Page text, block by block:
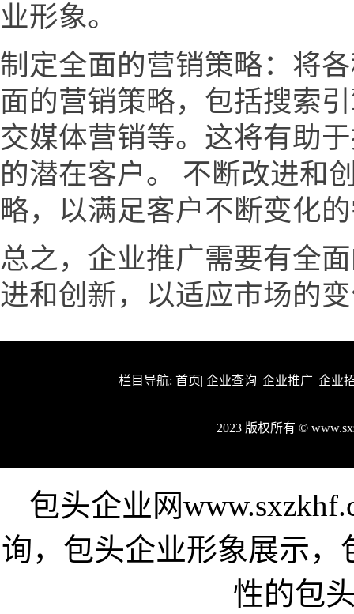
业形象。
制定全面的营销策略：将
面的营销策略，包括搜索
交媒体营销等。这将有助
的潜在客户。 不断改进和
略，以满足客户不断变化
总之，企业推广需要有全
进和创新，以适应市场的
栏目导航: 首页| 企业查询| 企业推广| 企业
2023 版权所有 ©
包头企业网
询，包头企业形象展示
性的包